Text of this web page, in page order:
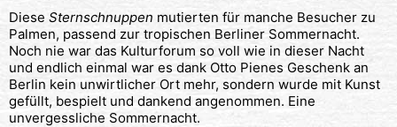
Diese Sternschnuppen mutierten für manche Besucher zu
Palmen, passend zur tropischen Berliner Sommernacht.
Noch nie war das Kulturforum so voll wie in dieser Nacht
und endlich einmal war es dank Otto Pienes Geschenk an
Berlin kein unwirtlicher Ort mehr, sondern wurde mit Kunst
gefüllt, bespielt und dankend angenommen. Eine
unvergessliche Sommernacht.